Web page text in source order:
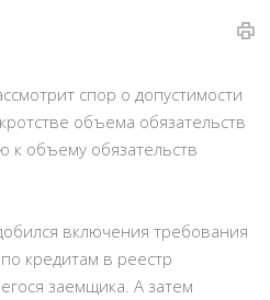
спор о допустимости
объема обязательств
к объему обязательств
включения требования
кредитам в реестр
заемщика. А затем